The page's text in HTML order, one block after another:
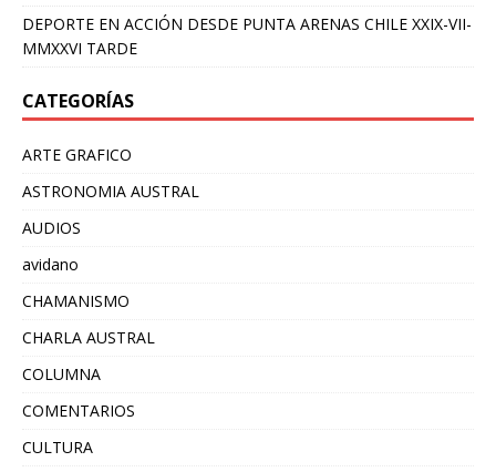
DEPORTE EN ACCIÓN DESDE PUNTA ARENAS CHILE XXIX-VII-
MMXXVI TARDE
CATEGORÍAS
ARTE GRAFICO
ASTRONOMIA AUSTRAL
AUDIOS
avidano
CHAMANISMO
CHARLA AUSTRAL
COLUMNA
COMENTARIOS
CULTURA